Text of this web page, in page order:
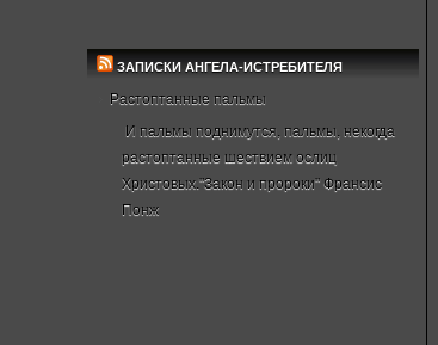
ЗАПИСКИ АНГЕЛА-ИСТРЕБИТЕЛЯ
Растоптанные пальмы
И пальмы поднимутся, пальмы, некогда
растоптанные шествием ослиц
Христовых."Закон и пророки" Франсис
Понж